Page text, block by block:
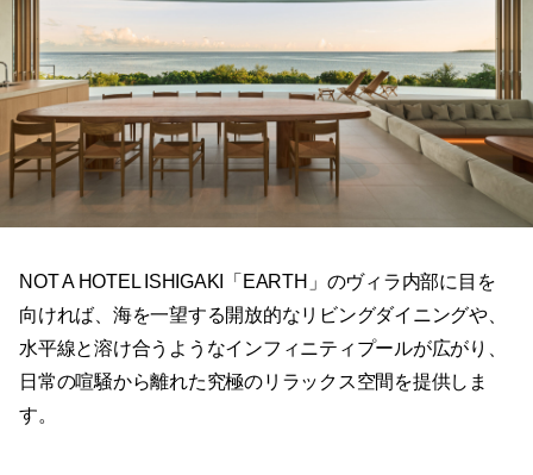
NOT A HOTEL ISHIGAKI「EARTH」のヴィラ内部に目を
向ければ、海を一望する開放的なリビングダイニングや、
水平線と溶け合うようなインフィニティプールが広がり、
日常の喧騒から離れた究極のリラックス空間を提供しま
す。